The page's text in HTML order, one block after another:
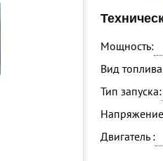
Мощность:
Вид
Тип запуска:
Двигатель :